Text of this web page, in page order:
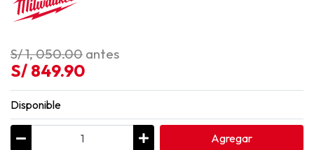
S/ 1, 050.00 antes
S/ 849.90
Disponible
Agregar